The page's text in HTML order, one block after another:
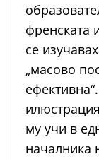
френската
се
„масово
му учи в
началника